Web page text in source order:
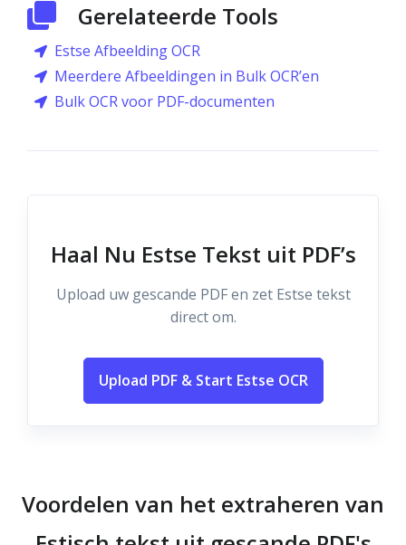
Gerelateerde Tools
Estse Afbeelding OCR
Meerdere Afbeeldingen in Bulk OCR’en
Bulk OCR voor PDF-documenten
Haal Nu Estse Tekst uit PDF’s
Upload uw gescande PDF en zet Estse tekst
direct om.
Upload PDF & Start Estse OCR
Voordelen van het extraheren van